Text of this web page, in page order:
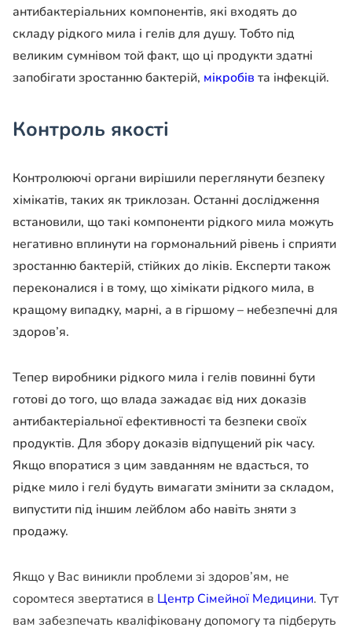
антибактеріальних компонентів, які входять до
складу рідкого мила і гелів для душу. Тобто під
великим сумнівом той факт, що ці продукти здатні
запобігати зростанню бактерій, мікробів та інфекцій.
Контроль якості
Контролюючі органи вирішили переглянути безпеку
хімікатів, таких як триклозан. Останні дослідження
встановили, що такі компоненти рідкого мила можуть
негативно вплинути на гормональний рівень і сприяти
зростанню бактерій, стійких до ліків. Експерти також
переконалися і в тому, що хімікати рідкого мила, в
кращому випадку, марні, а в гіршому – небезпечні для
здоров’я.
Тепер виробники рідкого мила і гелів повинні бути
готові до того, що влада зажадає від них доказів
антибактеріальної ефективності та безпеки своїх
продуктів. Для збору доказів відпущений рік часу.
Якщо впоратися з цим завданням не вдасться, то
рідке мило і гелі будуть вимагати змінити за складом,
випустити під іншим лейблом або навіть зняти з
продажу.
Якщо у Вас виникли проблеми зі здоров’ям, не
соромтеся звертатися в Центр Сімейної Медицини. Тут
вам забезпечать кваліфіковану допомогу та підберуть